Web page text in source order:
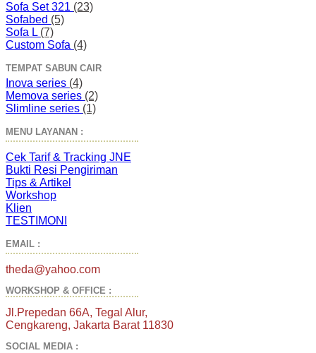
Sofa Set 321 (23)
Sofabed (5)
Sofa L (7)
Custom Sofa (4)
TEMPAT SABUN CAIR
Inova series (4)
Memova series (2)
Slimline series (1)
MENU LAYANAN :
Cek Tarif & Tracking JNE
Bukti Resi Pengiriman
Tips & Artikel
Workshop
Klien
TESTIMONI
EMAIL :
theda@yahoo.com
WORKSHOP & OFFICE :
Jl.Prepedan 66A, Tegal Alur,
Cengkareng, Jakarta Barat 11830
SOCIAL MEDIA :